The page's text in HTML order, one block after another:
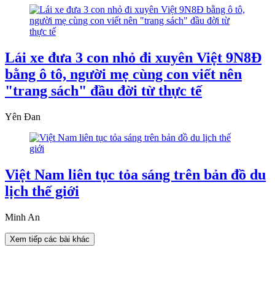
Lái xe đưa 3 con nhỏ đi xuyên Việt 9N8Đ
bằng ô tô, người mẹ cùng con viết nên
"trang sách" đầu đời từ thực tế
Yên Đan
Việt Nam liên tục tỏa sáng trên bản đồ du
lịch thế giới
Minh An
Xem tiếp các bài khác